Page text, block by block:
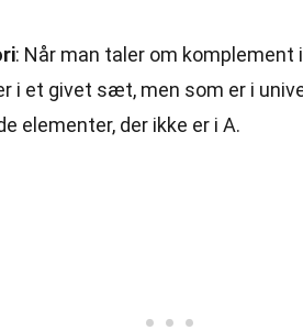
: Når man taler om
i et givet sæt, men som er i
elementer, der ikke er i A.